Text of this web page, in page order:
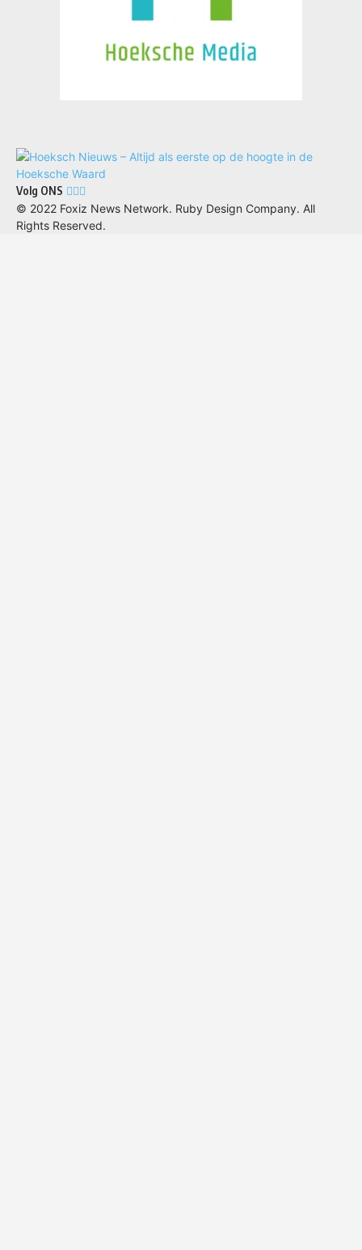
Volg ONS
© 2022 Foxiz News Network. Ruby Design Company. All
Rights Reserved.